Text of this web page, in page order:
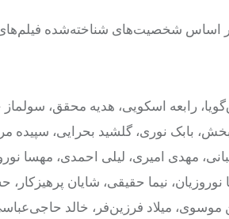
اساس شخصیت‌های شناخته‌شده‌
رابعه اسکویی، هدیه محقق،
بابک نوری، گلشید بحرایی، سپیده
مهدی امیری، لیلی احمدی، مهسا
نیما حقیقی، شایان پرهیزکار،
میلاد فرزین‌فر، خالد